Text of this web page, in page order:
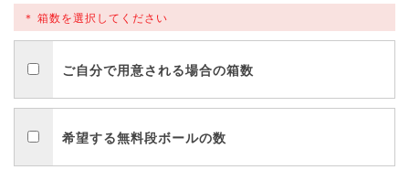
箱数を選択してください
ご自分で用意される場合の箱数
希望する無料段ボールの数